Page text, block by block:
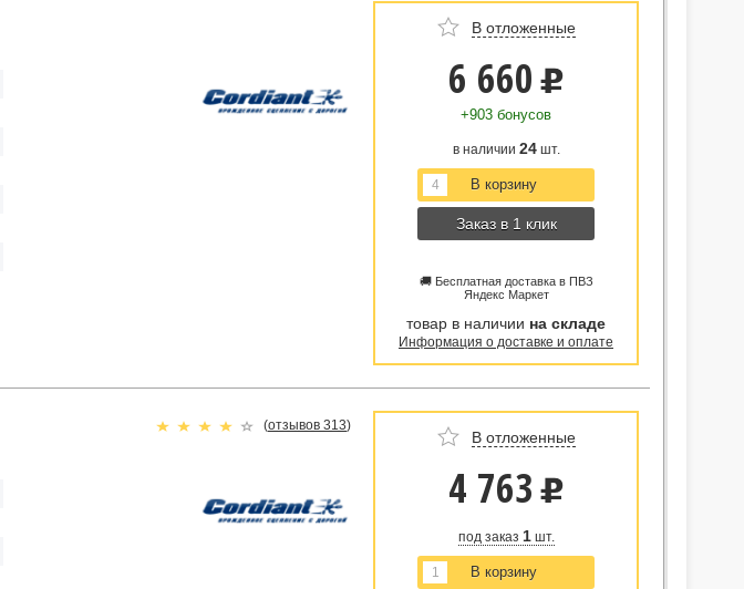
В отложенные
6 660 u
+903 бонусов
в наличии 24шт.
Заказ в 1 клик
🚚 Бесплатная доставка в ПВЗ
Яндекс Маркет
товар в наличии на складе
Информация о доставке и оплате
(отзывов 313)
В отложенные
4 763 u
под заказ 1шт.